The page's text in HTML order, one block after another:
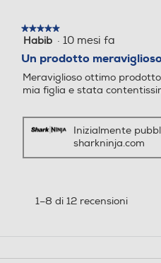
★★★★★
★★★★★
5
5
stelle.
Habib · 10 mesi fa
Un prodotto
Meraviglioso ottimo
mia figlia e stata
Inizialmente
sharkninja.com
1–8 di 12 recensioni